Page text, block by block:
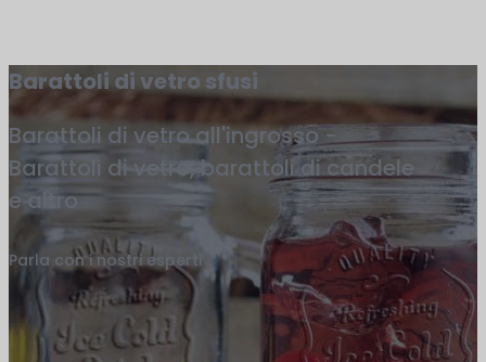
Barattoli di vetro sfusi
Barattoli di vetro all'ingrosso -
Barattoli di vetro, barattoli di candele
e altro
Parla con i nostri esperti